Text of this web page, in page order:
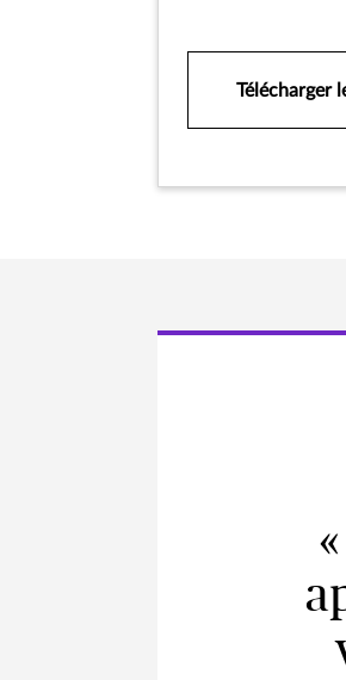
Télécharger